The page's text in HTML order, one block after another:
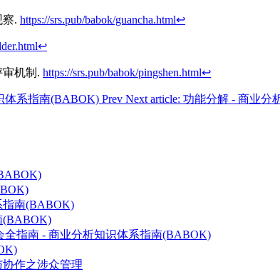
. https://srs.pub/babok/guancha.html↩︎
↩︎
机制. https://srs.pub/babok/pingshen.html↩︎
体系指南(BABOK) Prev Next article: 功能分解 - 商业
指南(BABOK)
(BABOK)
指南 - 商业分析知识体系指南(BABOK)
作之涉众管理